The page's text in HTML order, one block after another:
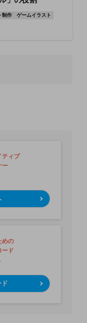
制作 ゲームイラスト
ティブ
ー
めの
ード